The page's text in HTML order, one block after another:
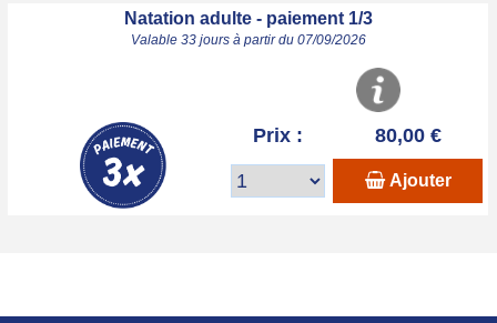
Natation adulte - paiement 1/3
Valable 33 jours à partir du 07/09/2026
Prix : 80,00 €
Ajouter